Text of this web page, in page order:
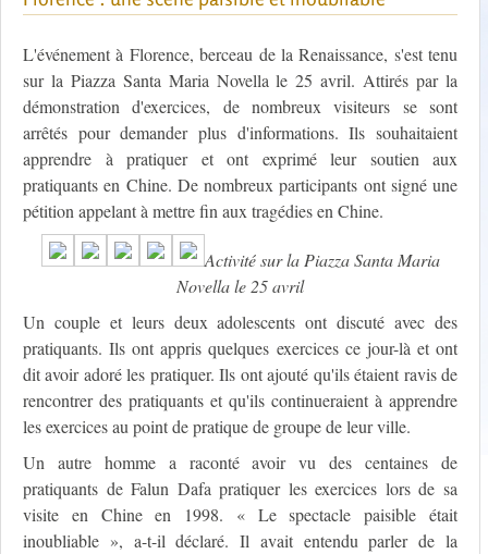
L'événement à Florence, berceau de la Renaissance, s'est tenu
sur la Piazza Santa Maria Novella le 25 avril. Attirés par la
démonstration d'exercices, de nombreux visiteurs se sont
arrêtés pour demander plus d'informations. Ils souhaitaient
apprendre à pratiquer et ont exprimé leur soutien aux
pratiquants en Chine. De nombreux participants ont signé une
pétition appelant à mettre fin aux tragédies en Chine.
Activité sur la Piazza Santa Maria
Novella le 25 avril
Un couple et leurs deux adolescents ont discuté avec des
pratiquants. Ils ont appris quelques exercices ce jour-là et ont
dit avoir adoré les pratiquer. Ils ont ajouté qu'ils étaient ravis de
rencontrer des pratiquants et qu'ils continueraient à apprendre
les exercices au point de pratique de groupe de leur ville.
Un autre homme a raconté avoir vu des centaines de
pratiquants de Falun Dafa pratiquer les exercices lors de sa
visite en Chine en 1998. « Le spectacle paisible était
inoubliable », a-t-il déclaré. Il avait entendu parler de la